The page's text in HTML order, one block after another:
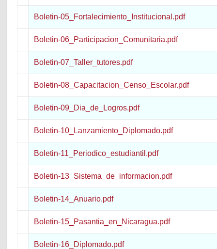
Boletin-05_Fortalecimiento_Institucional.pdf
Boletin-06_Participacion_Comunitaria.pdf
Boletin-07_Taller_tutores.pdf
Boletin-08_Capacitacion_Censo_Escolar.pdf
Boletin-09_Dia_de_Logros.pdf
Boletin-10_Lanzamiento_Diplomado.pdf
Boletin-11_Periodico_estudiantil.pdf
Boletin-13_Sistema_de_informacion.pdf
Boletin-14_Anuario.pdf
Boletin-15_Pasantia_en_Nicaragua.pdf
Boletin-16_Diplomado.pdf